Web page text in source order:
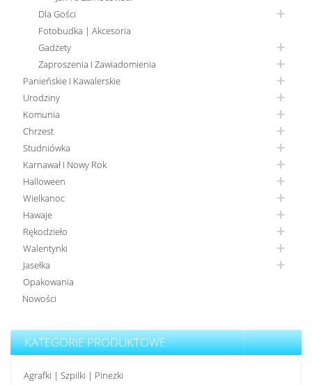
Dla Gości
Fotobudka | Akcesoria
Gadżety
Zaproszenia I Zawiadomienia
Panieńskie I Kawalerskie
Urodziny
Komunia
Chrzest
Studniówka
Karnawał I Nowy Rok
Halloween
Wielkanoc
Hawaje
Rękodzieło
Walentynki
Jasełka
Opakowania
Nowości
KATEGORIE PRODUKTOWE
Agrafki | Szpilki | Pinezki